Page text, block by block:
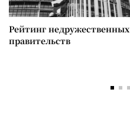
Рейтинг недружественных
правительств